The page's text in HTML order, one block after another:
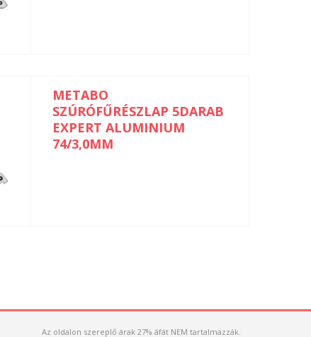
METABO
SZÚRÓFŰRÉSZLAP 5DARAB
EXPERT ALUMINIUM
74/3,0MM
Az oldalon szereplő árak 27% áfát NEM tartalmazzák.